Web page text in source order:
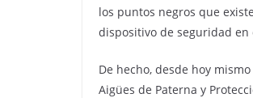
los puntos negros que
dispositivo de seguridad en
De hecho, desde hoy
Aigües de Paterna y